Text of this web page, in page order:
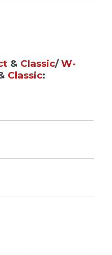
& Classic/W-
Classic: